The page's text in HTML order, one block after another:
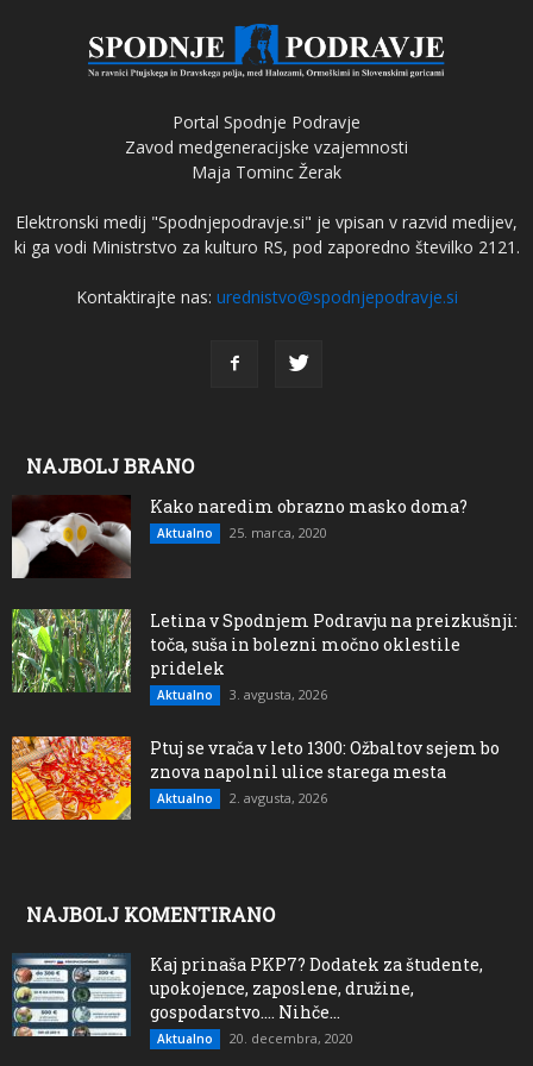
Portal Spodnje Podravje
Zavod medgeneracijske vzajemnosti
Maja Tominc Žerak
Elektronski medij "Spodnjepodravje.si" je vpisan v razvid medijev,
ki ga vodi Ministrstvo za kulturo RS, pod zaporedno številko 2121.
Kontaktirajte nas: urednistvo@spodnjepodravje.si
NAJBOLJ BRANO
Kako naredim obrazno masko doma?
Aktualno 25. marca, 2020
Letina v Spodnjem Podravju na preizkušnji:
toča, suša in bolezni močno oklestile
pridelek
Aktualno 3. avgusta, 2026
Ptuj se vrača v leto 1300: Ožbaltov sejem bo
znova napolnil ulice starega mesta
Aktualno 2. avgusta, 2026
NAJBOLJ KOMENTIRANO
Kaj prinaša PKP7? Dodatek za študente,
upokojence, zaposlene, družine,
gospodarstvo…. Nihče...
Aktualno 20. decembra, 2020